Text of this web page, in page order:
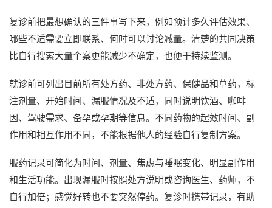
复诊前把最想确认的三件事写下来，例如预计多久评估效果、
哪些不适需要立即联系、何时可以讨论减量。清楚的共同决策
比自行搜索大量个案更能减少不确定，也便于持续监测。
就诊前可列出目前所有处方药、非处方药、保健品和草药，标
注剂量、开始时间、漏服情况及不适，同时说明饮酒、咖啡
因、驾驶需求、备孕或孕期等信息。不同药物的起效时间、副
作用和相互作用不同，不能根据他人的经验自行复制方案。
服药记录可简化为时间、剂量、焦虑与睡眠变化、明显副作用
和生活功能。出现漏服时按照处方说明或咨询医生、药师，不
自行加倍；感觉好转也不要突然停药。复诊时携带记录，有助